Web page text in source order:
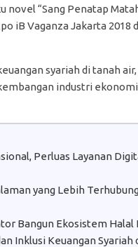
“Sang Penatap
iB Vaganza Jakarta 2018
syariah di tanah
industri
Perluas Layanan
yang Lebih
Bangun Ekosistem Halal
Inklusi Keuangan Syariah